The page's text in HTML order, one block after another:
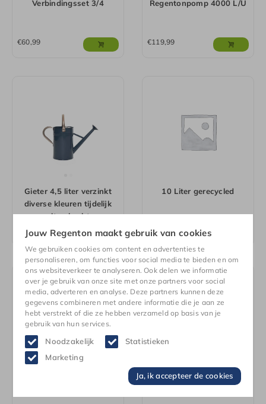
Jouw Regenton maakt gebruik van cookies
We gebruiken cookies om content en advertenties te
personaliseren, om functies voor social media te bieden en om
ons websiteverkeer te analyseren. Ook delen we informatie
over je gebruik van onze site met onze partners voor social
media, adverteren en analyse. Deze partners kunnen deze
gegevens combineren met andere informatie die je aan ze
hebt verstrekt of die ze hebben verzameld op basis van je
gebruik van hun services.
Noodzakelijk
Statistieken
Marketing
Ja, ik accepteer de cookies
Verbindingsset 3/4
€60,99
Regentonpomp 4000 L/U
€119,99
Gieter 4,5 liter verzinkt
diverse kleuren tijdelijk
uitverkocht
Vanaf€34,99
10 Liter gerecycled
€20,99
50 liter Vodana kunststof